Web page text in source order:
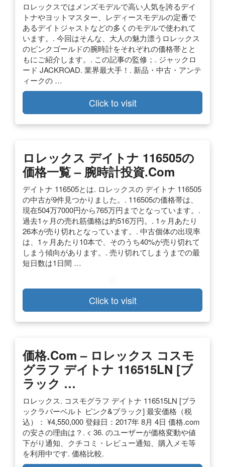
ロレックスではメンズモデルで高い人気を誇るデイ
トナやヨットマスター、レディースモデルの定番で
あるデイトジャストなどの多くのモデルで使われて
います。. 今回はそんな、大人の魅力漂うロレックス
のピンクゴールドの腕時計をそれぞれの価格帯とと
もにご紹介します。. この記事の監修；. ジャックロ
ード JACKROAD. 業界最大手！. 新品・中古・アンテ
ィークの …
Click to visit
ロレックス デイトナ 116505の
価格一覧 – 腕時計投資.com
デイトナ 116505とは. ロレックスの デイトナ 116505
の中古が9件見つかりました。. 116505の価格帯は、
現在504万7000円から765万円までとなっています。.
過去1ヶ月の売れ筋価格は約516万円。. 1ヶ月あたり
26本が売り切れとなっています。. 中古個体の出現率
は、1ヶ月あたり10本で、そのうち40%が売り切れて
しまう傾向があります。. 売り切れてしまうまでの最
短日数は1日間 …
Click to visit
価格.com – ロレックス コスモ
グラフ デイトナ 116515LN [ブ
ラック …
ロレックス. コスモグラフ デイトナ 116515LN [ブラ
ックラバーベルト ピンク&ブラック] 最安価格（税
込）： ¥4,550,000 登録日：2017年 8月 4日 価格.com
の安さの理由は？. < 36. のユーザーが価格変動や値
下がり通知、クチコミ・レビュー通知、購入メモ等
を利用中です. 価格比較.